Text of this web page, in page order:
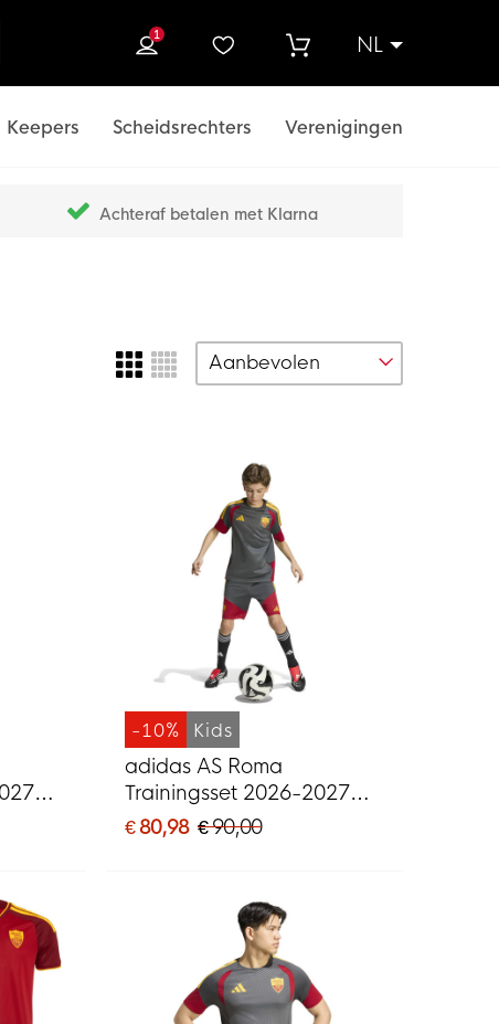
NL
1
Keepers Scheidsrechters Verenigingen
Achteraf betalen met Klarna
-10% Kids
adidas AS Roma
Trainingsset 2026-2027
Kids Donkergrijs Rood
€ 80,98 € 90,00